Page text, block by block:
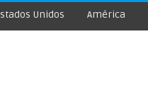
Unidos América